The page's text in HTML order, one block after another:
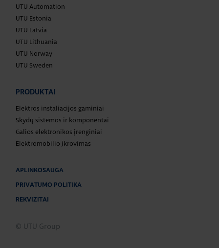
UTU Automation
UTU Estonia
UTU Latvia
UTU Lithuania
UTU Norway
UTU Sweden
PRODUKTAI
Elektros instaliacijos gaminiai
Skydų sistemos ir komponentai
Galios elektronikos įrenginiai
Elektromobilio įkrovimas
APLINKOSAUGA
PRIVATUMO POLITIKA
REKVIZITAI
© UTU Group